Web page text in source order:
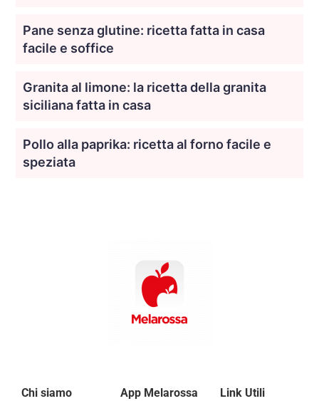
Pane senza glutine: ricetta fatta in casa
facile e soffice
Granita al limone: la ricetta della granita
siciliana fatta in casa
Pollo alla paprika: ricetta al forno facile e
speziata
Chi siamo App Melarossa Link Utili